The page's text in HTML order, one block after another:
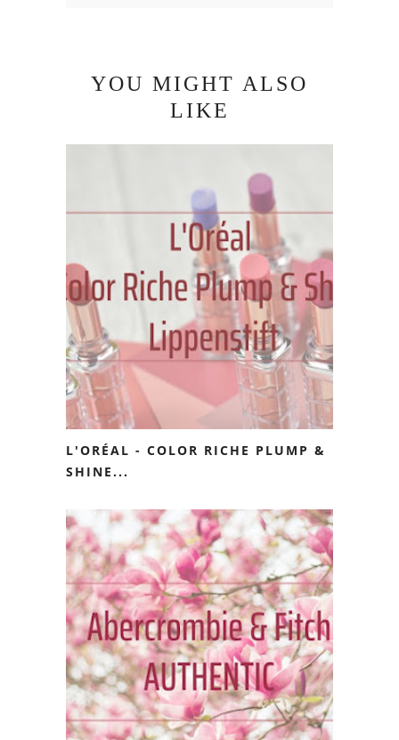
YOU MIGHT ALSO
LIKE
L'ORÉAL - COLOR RICHE PLUMP &
SHINE...